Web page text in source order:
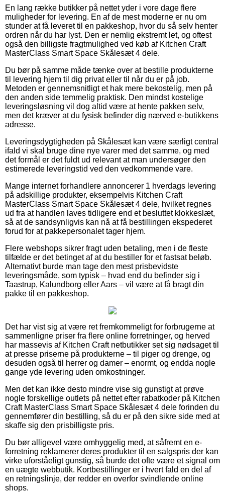
En lang række butikker på nettet yder i vore dage flere
muligheder for levering. En af de mest moderne er nu om
stunder at få leveret til en pakkeshop, hvor du så selv henter
ordren når du har lyst. Den er nemlig ekstremt let, og oftest
også den billigste fragtmulighed ved køb af Kitchen Craft
MasterClass Smart Space Skålesæt 4 dele.
Du bør på samme måde tænke over at bestille produkterne
til levering hjem til dig privat eller til når du er på job.
Metoden er gennemsnitligt et hak mere bekostelig, men på
den anden side temmelig praktisk. Den mindst kostelige
leveringsløsning vil dog altid være at hente pakken selv,
men det kræver at du fysisk befinder dig nærved e-butikkens
adresse.
Leveringsdygtigheden på Skålesæt kan være særligt central
ifald vi skal bruge dine nye varer med det samme, og med
det formål er det fuldt ud relevant at man undersøger den
estimerede leveringstid ved den vedkommende vare.
Mange internet forhandlere annoncerer 1 hverdags levering
på adskillige produkter, eksempelvis Kitchen Craft
MasterClass Smart Space Skålesæt 4 dele, hvilket regnes
ud fra at handlen laves tidligere end et besluttet klokkeslæt,
så at de sandsynligvis kan nå at få bestillingen ekspederet
forud for at pakkepersonalet tager hjem.
Flere webshops sikrer fragt uden betaling, men i de fleste
tilfælde er det betinget af at du bestiller for et fastsat beløb.
Alternativt burde man tage den mest prisbevidste
leveringsmåde, som typisk – hvad end du befinder sig i
Taastrup, Kalundborg eller Aars – vil være at få bragt din
pakke til en pakkeshop.
Det har vist sig at være ret fremkommeligt for forbrugerne at
sammenligne priser fra flere online forretninger, og herved
har massevis af Kitchen Craft netbutikker set sig nødsaget til
at presse priserne på produkterne – til piger og drenge, og
desuden også til herrer og damer – enormt, og endda nogle
gange yde levering uden omkostninger.
Men det kan ikke desto mindre vise sig gunstigt at prøve
nogle forskellige outlets på nettet efter rabatkoder på Kitchen
Craft MasterClass Smart Space Skålesæt 4 dele forinden du
gennemfører din bestilling, så du er på den sikre side med at
skaffe sig den prisbilligste pris.
Du bør alligevel være omhyggelig med, at såfremt en e-
forretning reklamerer deres produkter til en salgspris der kan
virke uforståeligt gunstig, så burde det ofte være et signal om
en uægte webbutik. Kortbestillinger er i hvert fald en del af
en retningslinje, der redder en overfor svindlende online
shops.